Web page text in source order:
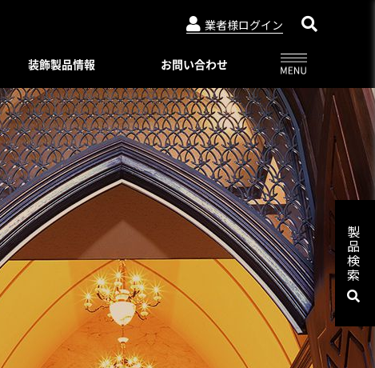
業者様ログイン
インシリーズ
ード・デザイン
トタイプ
コンビネーション ユニット
ーユニットタイプ
プ
ンタイプ
ィックパネル
ックメタルパネル
手摺子・アンティック手摺子
装飾製品情報
アルビュー（フェンス）
特別注文仕様（製品比較表）
レジデンシャルシリーズ
ロートアイアン
スライディングゲートL/オートスライ
ディングゲート L
オートゲートシステム
標準色・色見本
アルテック製品の安全で正しい使い方
お問い合わせ
03-3764-5811 メールでのお問合せ
06-6644-6421 メールでのお問合せ
092-482-8435 メールでのお問合せ
03-3764-5811 メールでのお問合せ
ニュースリリース
会社概要
WEBカタログ一覧
著作権・特許について
プライバシーポリシー
Online shop
アルドレックス
Online shop
アルフェーズ
Aluteck-TOSO
アルテック塗装
製
品
検
索